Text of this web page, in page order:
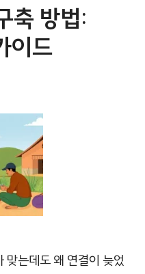
축 방법:
이드
맞는데도 왜 연결이 늦었